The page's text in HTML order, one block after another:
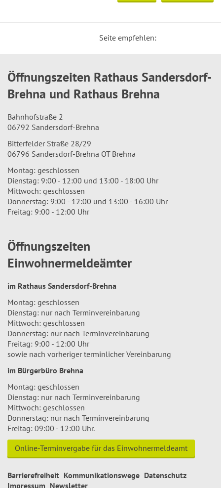
Seite empfehlen:
Öffnungszeiten Rathaus Sandersdorf-
Brehna und Rathaus Brehna
Bahnhofstraße 2
06792 Sandersdorf-Brehna
Bitterfelder Straße 28/29
06796 Sandersdorf-Brehna OT Brehna
Montag: geschlossen
Dienstag: 9:00 - 12:00 und 13:00 - 18:00 Uhr
Mittwoch: geschlossen
Donnerstag: 9:00 - 12:00 und 13:00 - 16:00 Uhr
Freitag: 9:00 - 12:00 Uhr
Öffnungszeiten
Einwohnermeldeämter
im Rathaus Sandersdorf-Brehna
Montag: geschlossen
Dienstag: nur nach Terminvereinbarung
Mittwoch: geschlossen
Donnerstag: nur nach Terminvereinbarung
Freitag: 9:00 - 12:00 Uhr
sowie nach vorheriger terminlicher Vereinbarung
im Bürgerbüro Brehna
Montag: geschlossen
Dienstag: nur nach Terminvereinbarung
Mittwoch: geschlossen
Donnerstag: nur nach Terminvereinbarung
Freitag: 09:00 - 12:00 Uhr.
Online-Terminvergabe für das Einwohnermeldeamt
Barrierefreiheit Kommunikationswege Datenschutz
Impressum Newsletter